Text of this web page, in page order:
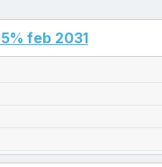
feb 2031